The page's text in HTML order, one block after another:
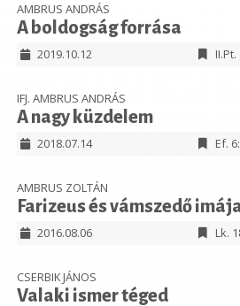
AMBRUS ANDRÁS
A boldogság forrása
2019.10.12
IFJ. AMBRUS ANDRÁS
A nagy küzdelem
2018.07.14 Ef.
AMBRUS ZOLTÁN
Farizeus és vámszedő
2016.08.06 Lk.
CSERBIK JÁNOS
Valaki ismer téged